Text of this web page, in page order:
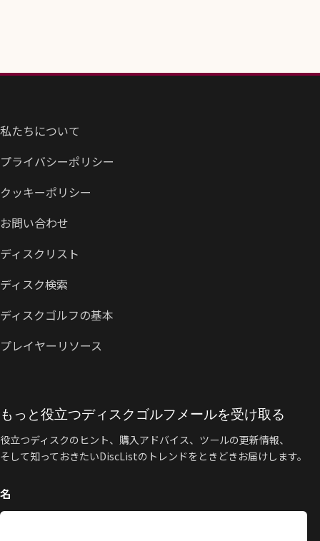
私たちについて
プライバシーポリシー
クッキーポリシー
お問い合わせ
ディスクリスト
ディスク検索
ディスクゴルフの基本
プレイヤーリソース
もっと役立つディスクゴルフメールを受け取る
役立つディスクのヒント、購入アドバイス、ツールの更新情報、
そして知っておきたいDiscListのトレンドをときどきお届けします。
名